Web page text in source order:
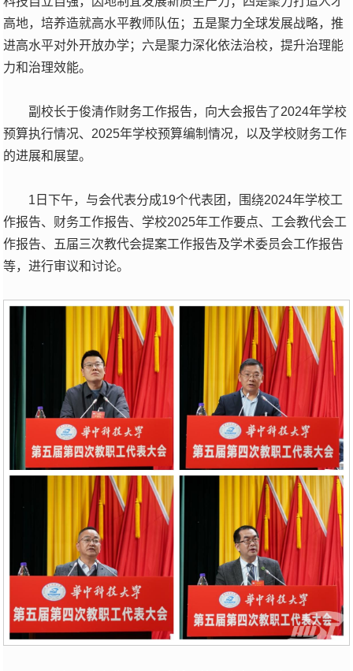
高地，培养造就高水平教师队伍；五是聚力全球发展战略，推
进高水平对外开放办学；六是聚力深化依法治校，提升治理能
力和治理效能。
副校长于俊清作财务工作报告，向大会报告了2024年学校
预算执行情况、2025年学校预算编制情况，以及学校财务工作
的进展和展望。
1日下午，与会代表分成19个代表团，围绕2024年学校工
作报告、财务工作报告、学校2025年工作要点、工会教代会工
作报告、五届三次教代会提案工作报告及学术委员会工作报告
等，进行审议和讨论。